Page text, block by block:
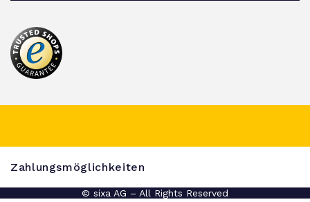
Zahlungsmöglichkeiten
© sixa AG – All Rights Reserved